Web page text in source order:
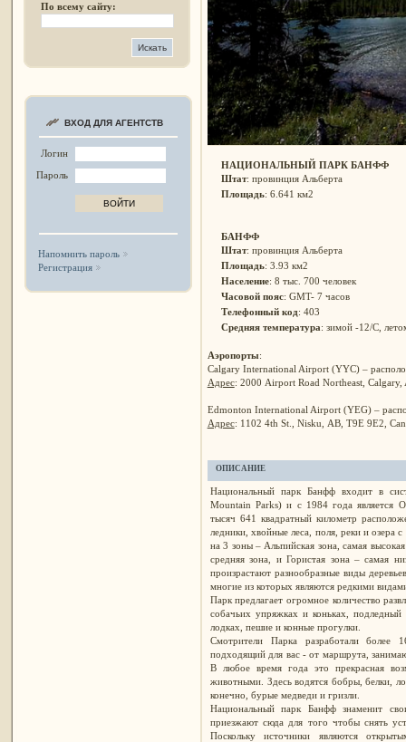
По всему сайту:
ВХОД ДЛЯ АГЕНТСТВ
Логин
Пароль
Напомнить пароль
Регистрация
НАЦИОНАЛЬНЫЙ ПАРК БАНФФ
Штат: провинция Альберта
Площадь: 6.641 км2
БАНФФ
Штат: провинция Альберта
Площадь: 3.93 км2
Население: 8 тыс. 700 человек
Часовой пояс: GMT- 7 часов
Телефонный код: 403
Средняя температура: зимой -12/C,
Аэропорты:
Calgary International Airport (YYC) –
Адрес: 2000 Airport Road Northeast, Calgary,
Edmonton International Airport (YEG) –
Адрес: 1102 4th St., Nisku, AB, T9E 9E2,
ОПИСАНИЕ
Национальный парк Банфф входит в
Mountain Parks) и с 1984 года
тысяч 641 квадратный километр
ледники, хвойные леса, поля, реки и озера
на 3 зоны – Альпийская зона, самая
средняя зона, и Гористая зона – самая
произрастают разнообразные виды
многие из которых являются редкими
Парк предлагает огромное количество
собачьих упряжках и коньках, подледный
лодках, пешие и конные прогулки.
Смотрители Парка разработали
подходящий для вас - от маршрута,
В любое время года это прекрасная
животными. Здесь водятся бобры, белки,
конечно, бурые медведи и гризли.
Национальный парк Банфф знаменит
приезжают сюда для того чтобы снять
Поскольку источники являются